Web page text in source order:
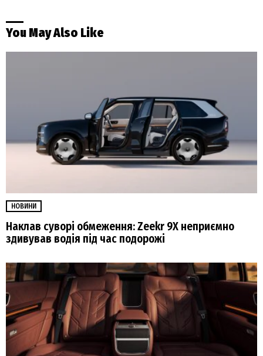
You May Also Like
НОВИНИ
Наклав суворі обмеження: Zeekr 9X неприємно
здивував водія під час подорожі